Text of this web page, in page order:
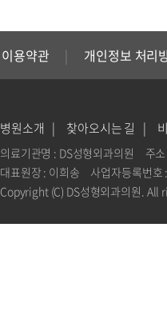
이용약관 개인정보 처리
병원소개 찾아오시는 길
의료기관명 : DS성형외과의원
주
대표원장 : 이희송
사업자등록번호
Copyright (C) DS성형외과의원. All